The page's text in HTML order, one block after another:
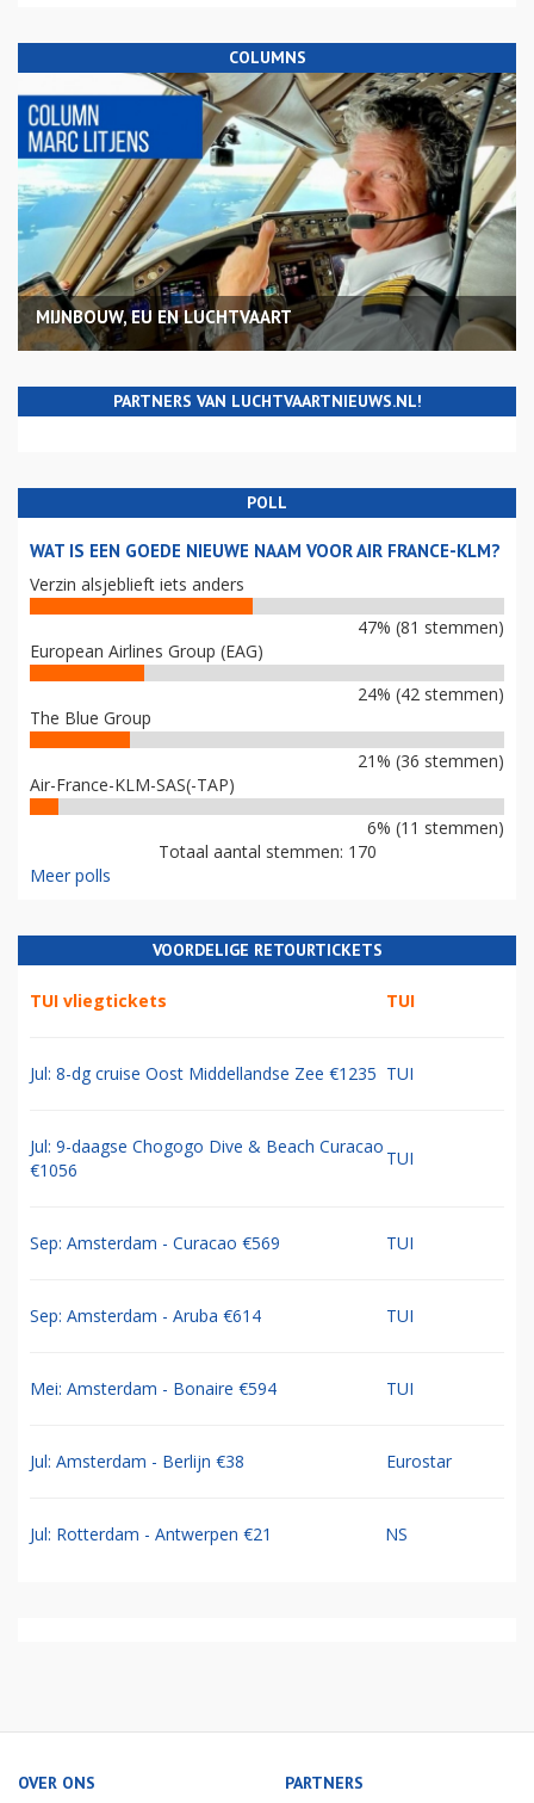
COLUMNS
MIJNBOUW, EU EN LUCHTVAART
PARTNERS VAN LUCHTVAARTNIEUWS.NL!
POLL
WAT IS EEN GOEDE NIEUWE NAAM VOOR AIR FRANCE-KLM?
Verzin alsjeblieft iets anders
47% (81 stemmen)
European Airlines Group (EAG)
24% (42 stemmen)
The Blue Group
21% (36 stemmen)
Air-France-KLM-SAS(-TAP)
6% (11 stemmen)
Totaal aantal stemmen: 170
Meer polls
VOORDELIGE RETOURTICKETS
TUI vliegtickets TUI
Jul: 8-dg cruise Oost Middellandse Zee €1235 TUI
Jul: 9-daagse Chogogo Dive & Beach Curacao
€1056
TUI
Sep: Amsterdam - Curacao €569 TUI
Sep: Amsterdam - Aruba €614 TUI
Mei: Amsterdam - Bonaire €594 TUI
Jul: Amsterdam - Berlijn €38 Eurostar
Jul: Rotterdam - Antwerpen €21 NS
OVER ONS PARTNERS